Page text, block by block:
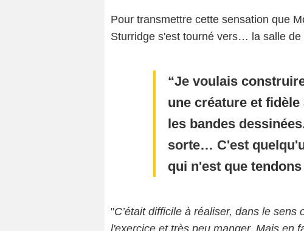
Pour transmettre cette sensation que
Sturridge s'est tourné vers… la salle de
Je voulais
une créature et
les bandes
sorte… C'est
qui n'est que
"C’était difficile à réaliser, dans le
l'exercice et très peu manger. Mais en